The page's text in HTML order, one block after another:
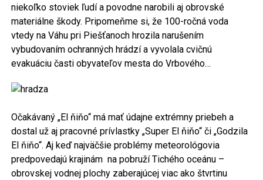
niekoľko stoviek ľudí a povodne narobili aj obrovské
materiálne škody. Pripomeňme si, že 100-ročná voda
vtedy na Váhu pri Piešťanoch hrozila narušením
vybudovaním ochranných hrádzí a vyvolala cvičnú
evakuáciu časti obyvateľov mesta do Vrbového…
Očakávaný „El ňiňo“ má mať údajne extrémny priebeh a
dostal už aj pracovné prívlastky „Super El ňiňo“ či „Godzila
El ňiňo“. Aj keď najväčšie problémy meteorológovia
predpovedajú krajinám na pobruží Tichého oceánu –
obrovskej vodnej plochy zaberajúcej viac ako štvrtinu